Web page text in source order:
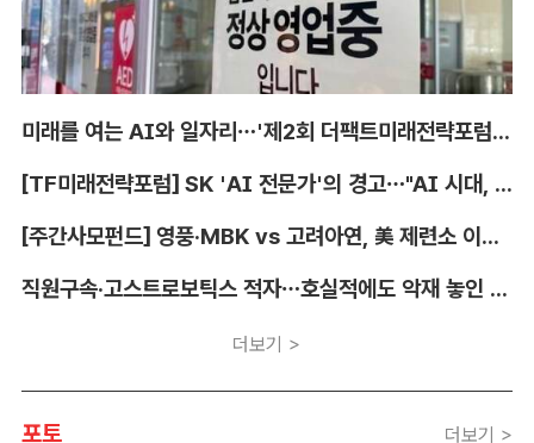
미래를 여는 AI와 일자리…'제2회 더팩트미래전략포럼' 참가 신청
[TF미래전략포럼] SK 'AI 전문가'의 경고…"AI 시대, 인재 격차 더 커진다"
[주간사모펀드] 영풍·MBK vs 고려아연, 美 제련소 이름 두고 고발전
직원구속·고스트로보틱스 적자…호실적에도 악재 놓인 LIG D&A
더보기 >
포토 더보기 >